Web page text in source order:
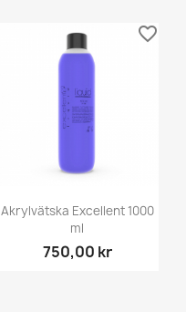
Akrylvätska Excellent 1000
ml
750,00 kr
favorite_border